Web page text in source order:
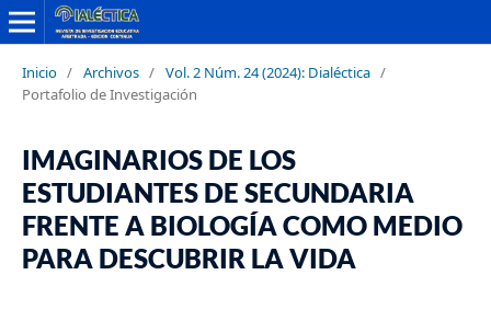
Inicio / Archivos / Vol. 2 Núm. 24 (2024): Dialéctica /
Portafolio de Investigación
IMAGINARIOS DE LOS
ESTUDIANTES DE SECUNDARIA
FRENTE A BIOLOGÍA COMO MEDIO
PARA DESCUBRIR LA VIDA